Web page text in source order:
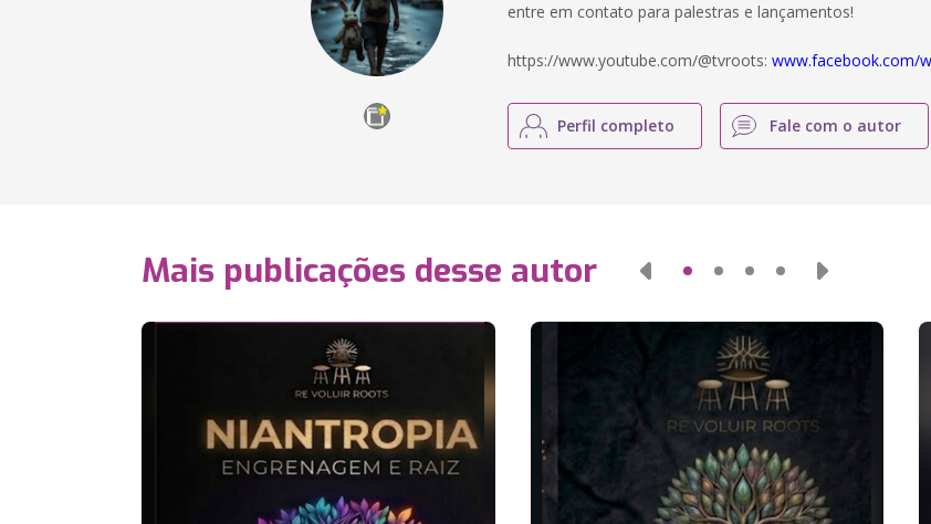
entre em contato para palestras e lançamentos!
https://www.youtube.com/@tvroots:www.facebook.com/
Perfil completo Fale com o autor
Mais publicações desse autor